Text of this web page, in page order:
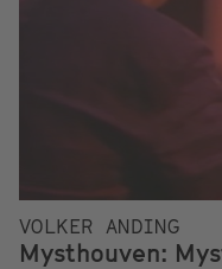
VOLKER ANDING
Mysthouven: